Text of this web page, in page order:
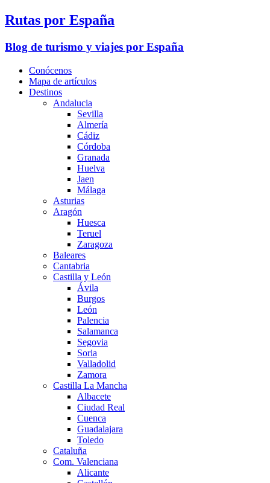
Rutas por España
Blog de turismo y viajes por España
Conócenos
Mapa de artículos
Destinos
Andalucia
Sevilla
Almería
Cádiz
Córdoba
Granada
Huelva
Jaen
Málaga
Asturias
Aragón
Huesca
Teruel
Zaragoza
Baleares
Cantabria
Castilla y León
Ávila
Burgos
León
Palencia
Salamanca
Segovia
Soria
Valladolid
Zamora
Castilla La Mancha
Albacete
Ciudad Real
Cuenca
Guadalajara
Toledo
Cataluña
Com. Valenciana
Alicante